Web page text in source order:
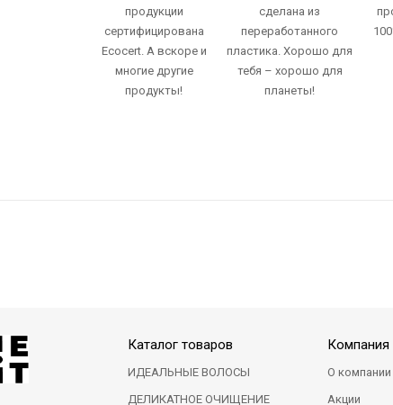
продукции
сертифицирована
Ecocert. А вскоре и
многие другие
продукты!
сделана из
переработанного
пластика. Хорошо для
тебя – хорошо для
планеты!
Каталог товаров
ИДЕАЛЬНЫЕ ВОЛОСЫ
ДЕЛИКАТНОЕ ОЧИЩЕНИЕ
Компания
О компании
Акции